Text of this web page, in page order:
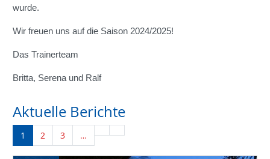
wurde.
Wir freuen uns auf die Saison 2024/2025!
Das Trainerteam
Britta, Serena und Ralf
Aktuelle Berichte
1 2 3 …